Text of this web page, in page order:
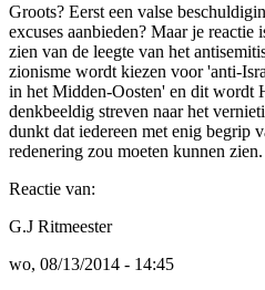
Groots? Eerst een valse
excuses aanbieden? Maar je
zien van de leegte van het
zionisme wordt kiezen voor 'anti-
in het Midden-Oosten' en dit wordt
denkbeeldig streven naar het
dunkt dat iedereen met enig begrip
redenering zou moeten kunnen zien.
Reactie van:
G.J Ritmeester
wo, 08/13/2014 - 14:45